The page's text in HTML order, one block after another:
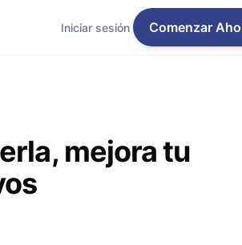
Iniciar sesión Comenzar
mejora tu